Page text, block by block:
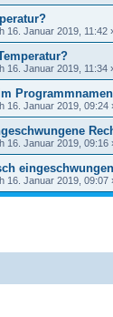
16. Januar 2019, 11:42
16. Januar 2019, 11:34
16. Januar 2019, 09:24
16. Januar 2019, 09:16
16. Januar 2019, 09:07